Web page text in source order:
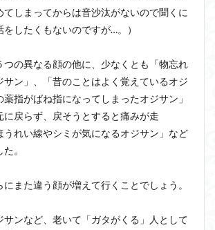
てしまってからは音沙汰がないので聞くに
したくもないのですが…。）
つの異なる顔の他に、少なくとも「物忘れ
サン」、「昔のことはよく覚えているオジ
指がばね指になってしまったオジサン」
に戻らず、戻そうとすると痛みが走
うれい線やシミが気になるオジサン」など
。
また違う顔が増えて行くことでしょう。
サンなど、老いて「ガタがくる」人として